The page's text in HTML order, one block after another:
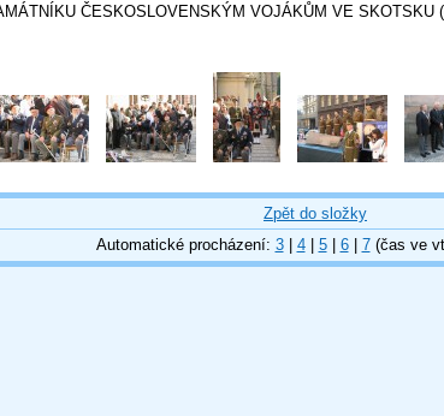
ČESKOSLOVENSKÝM VOJÁKŮM VE SKOTSKU
Zpět do složky
Automatické procházení: 3| 4| 5| 6| 7(čas ve